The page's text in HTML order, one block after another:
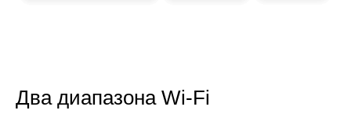
Два диапазона Wi-Fi